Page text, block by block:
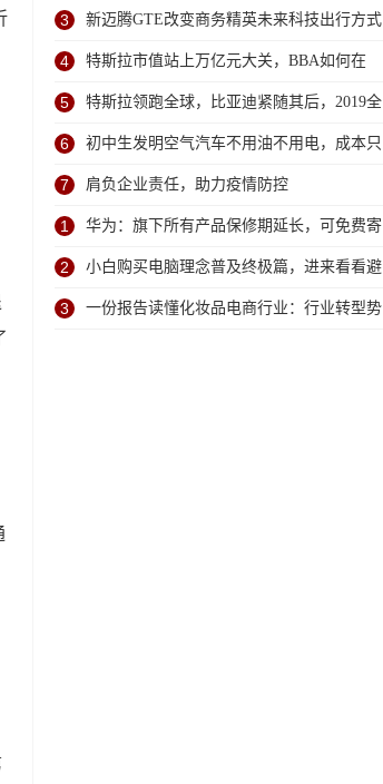
战"疫"
3 新迈腾GTE改变商务精英未来科技出行方式
4 特斯拉市值站上万亿元大关，BBA如何在
“自动驾驶”上做空它？
5 特斯拉领跑全球，比亚迪紧随其后，2019全
球销量大一览
6 初中生发明空气汽车不用油不用电，成本只
要800元
7 肩负企业责任，助力疫情防控
1 华为：旗下所有产品保修期延长，可免费寄
回与寄修
2 小白购买电脑理念普及终极篇，进来看看避
免吃亏
3 一份报告读懂化妆品电商行业：行业转型势